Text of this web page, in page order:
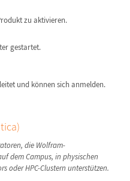
zu aktivieren.
gestartet.
und können sich anmelden.
die Wolfram-
dem Campus, in physischen
oder HPC-Clustern unterstützen.